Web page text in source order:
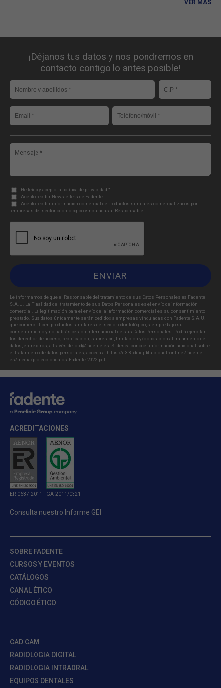
VER MÁS
¡Déjanos tus datos y nos pondremos en
contacto contigo lo antes posible!
He leído y acepto la política de privacidad *
Acepto recibir Newsletters de Fadente
Acepto recibir información comercial de productos similares comercializados por
empresas del sector odontológico vinculadas al Responsable.
Le informamos de que el Responsable del tratamiento de sus Datos Personales es Fadente
S.A.U. La Finalidad del tratamiento de sus Datos Personales es el envío de información
comercial. La legitimación para el envío de la información comercial es su consentimiento
prestado. Sus datos únicamente serán cedidos a empresas vinculadas con Fadente S.A.U.
que comercialicen productos similares del sector odontológico, siempre bajo su
consentimiento y no habrás cesión internacional de sus Datos Personales. Podrá ejercitar
los derechos de acceso, rectificación, supresión, limitación y/o oposición al tratamiento de
datos, entre otros, a través de lopd@fadente.es. Si desea conocer información adicional sobre
el tratamiento de datos personales, acceda a: https://d3f8bddiqjfbtu.cloudfront.net/fadente-
es/media/protecciondatos-Fadente-2022.pdf
ACREDITACIONES
ER-0637-2011 GA-2011/0321
Consulta nuestro Informe GEI
SOBRE FADENTE
CURSOS Y EVENTOS
CATÁLOGOS
CANAL ÉTICO
CÓDIGO ÉTICO
CAD CAM
RADIOLOGIA DIGITAL
RADIOLOGIA INTRAORAL
EQUIPOS DENTALES